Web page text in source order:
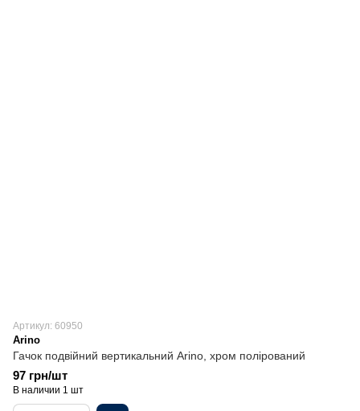
Артикул: 60950
Arino
Гачок подвійний вертикальний Arino, хром полірований
97 грн/шт
В наличии 1 шт